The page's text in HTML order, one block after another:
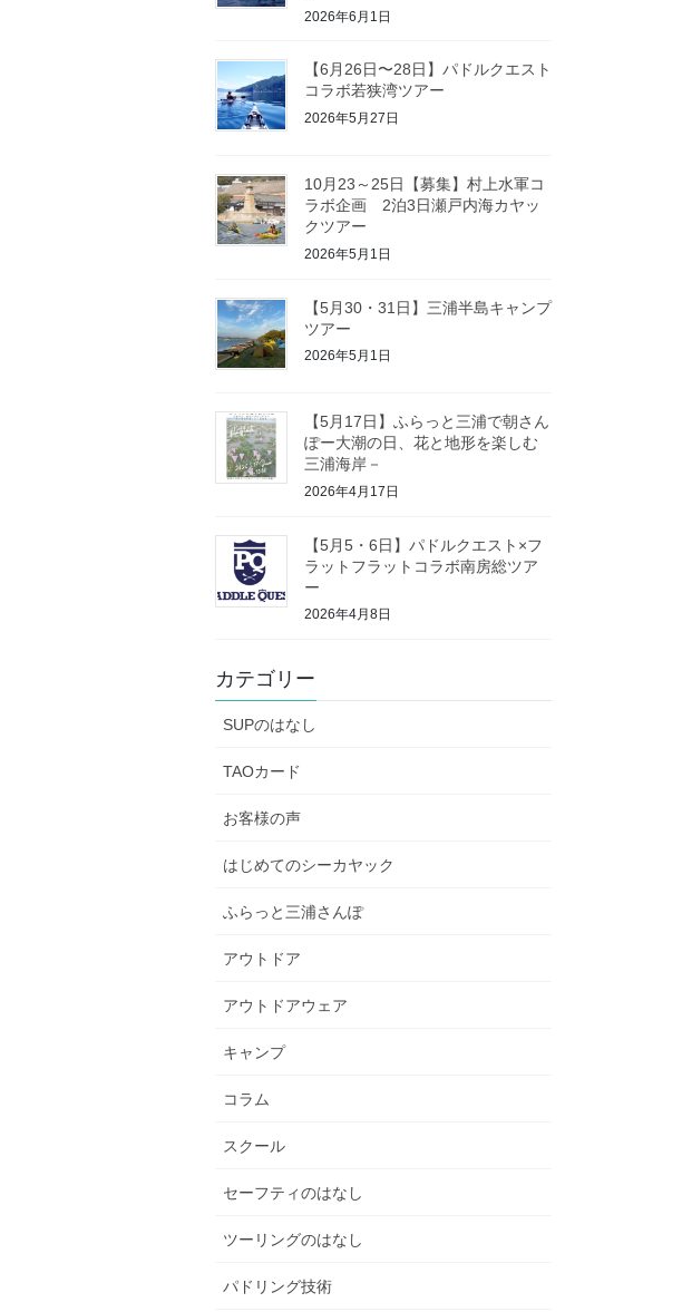
2026年6月1日
【6月26日〜28日】パドルクエスト
コラボ若狭湾ツアー
2026年5月27日
10月23～25日【募集】村上水軍コ
ラボ企画 2泊3日瀬戸内海カヤッ
クツアー
2026年5月1日
【5月30・31日】三浦半島キャンプ
ツアー
2026年5月1日
【5月17日】ふらっと三浦で朝さん
ぽー大潮の日、花と地形を楽しむ
三浦海岸－
2026年4月17日
【5月5・6日】パドルクエスト×フ
ラットフラットコラボ南房総ツア
ー
2026年4月8日
カテゴリー
SUPのはなし
TAOカード
お客様の声
はじめてのシーカヤック
ふらっと三浦さんぽ
アウトドア
アウトドアウェア
キャンプ
コラム
スクール
セーフティのはなし
ツーリングのはなし
パドリング技術